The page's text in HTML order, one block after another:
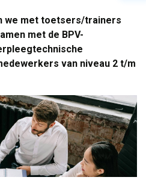
we met toetsers/trainers
met de BPV-
van niveau 2 t/m